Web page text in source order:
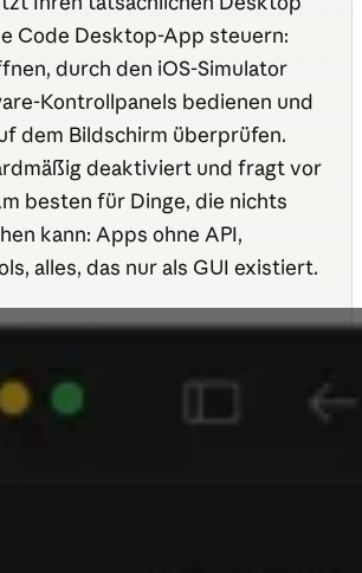
Code Desktop-App steuern:
durch den iOS-Simulator
Kontrollpanels bedienen und
dem Bildschirm überprüfen.
deaktiviert und fragt vor
besten für Dinge, die nichts
kann: Apps ohne API,
alles, das nur als GUI existiert.